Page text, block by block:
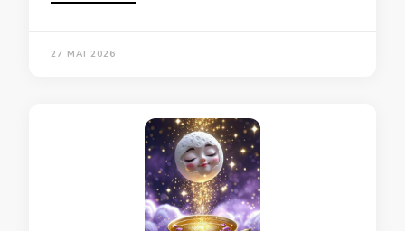
27 MAI 2026